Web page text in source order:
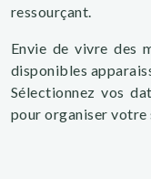
ressourçant.
Envie de vivre des
disponibles
Sélectionnez vos
pour organiser